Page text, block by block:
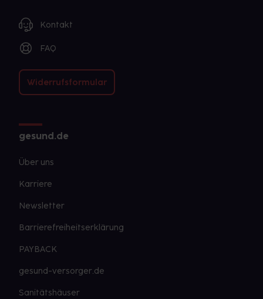
Kontakt
FAQ
Widerrufsformular
gesund.de
Über uns
Karriere
Newsletter
Barrierefreiheitserklärung
PAYBACK
gesund-versorger.de
Sanitätshäuser